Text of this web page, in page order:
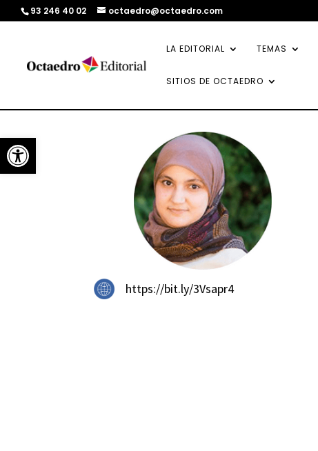
Abrir barra de herramientas
93 246 40 02 octaedro@octaedro.com
LA EDITORIAL TEMAS
SITIOS DE OCTAEDRO
https://bit.ly/3Vsapr4